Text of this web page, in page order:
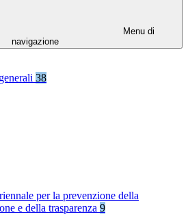
Menu di
navigazione
38
per la prevenzione della
e della trasparenza 9